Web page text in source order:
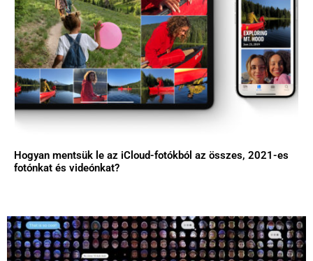
Hogyan mentsük le az iCloud-fotókból az összes, 2021-es
fotónkat és videónkat?